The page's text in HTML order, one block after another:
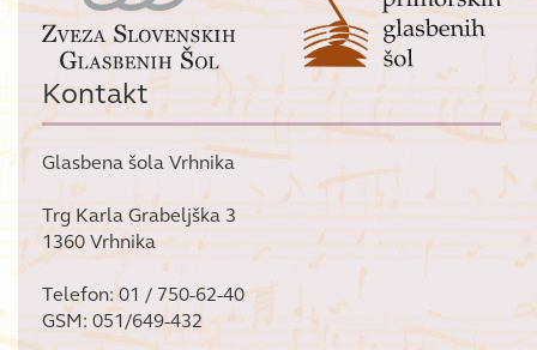
Kontakt
Glasbena šola Vrhnika
Trg Karla Grabeljška 3
1360 Vrhnika
Telefon: 01 / 750-62-40
GSM: 051/649-432